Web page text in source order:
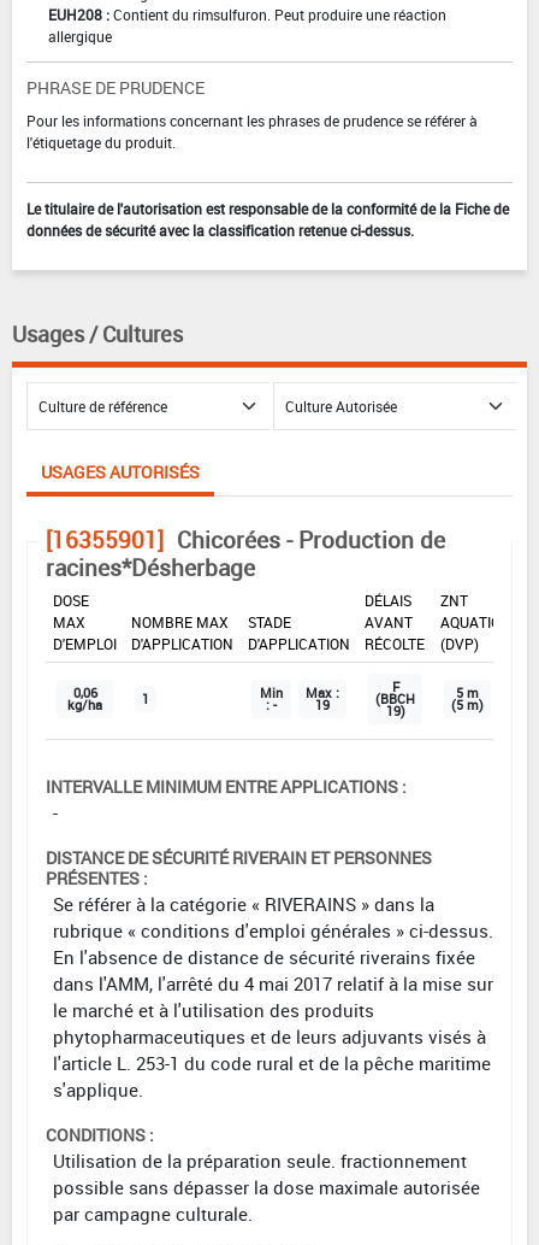
EUH208 :Contient du rimsulfuron. Peut produire une réaction
allergique
PHRASE DE PRUDENCE
Pour les informations concernant les phrases de prudence se référer à
l'étiquetage du produit.
Le titulaire de l'autorisation est responsable de la conformité de la Fiche de
données de sécurité avec la classification retenue ci-dessus.
Usages / Cultures
USAGES AUTORISÉS
[16355901] Chicorées - Production de
racines*Désherbage
DOSE
MAX
D'EMPLOI
NOMBRE MAX
D'APPLICATION
STADE
D'APPLICATION
DÉLAIS
AVANT
RÉCOLTE
ZNT
AQUATIQUE
(DVP)
0,06
kg/ha 1 Min
: -
Max :
19
F
(BBCH
19)
5 m
(5 m)
INTERVALLE MINIMUM ENTRE APPLICATIONS :
-
DISTANCE DE SÉCURITÉ RIVERAIN ET PERSONNES
PRÉSENTES :
Se référer à la catégorie « RIVERAINS » dans la
rubrique « conditions d'emploi générales » ci-dessus.
En l'absence de distance de sécurité riverains fixée
dans l'AMM, l'arrêté du 4 mai 2017 relatif à la mise sur
le marché et à l'utilisation des produits
phytopharmaceutiques et de leurs adjuvants visés à
l'article L. 253-1 du code rural et de la pêche maritime
s'applique.
CONDITIONS :
Utilisation de la préparation seule. fractionnement
possible sans dépasser la dose maximale autorisée
par campagne culturale.